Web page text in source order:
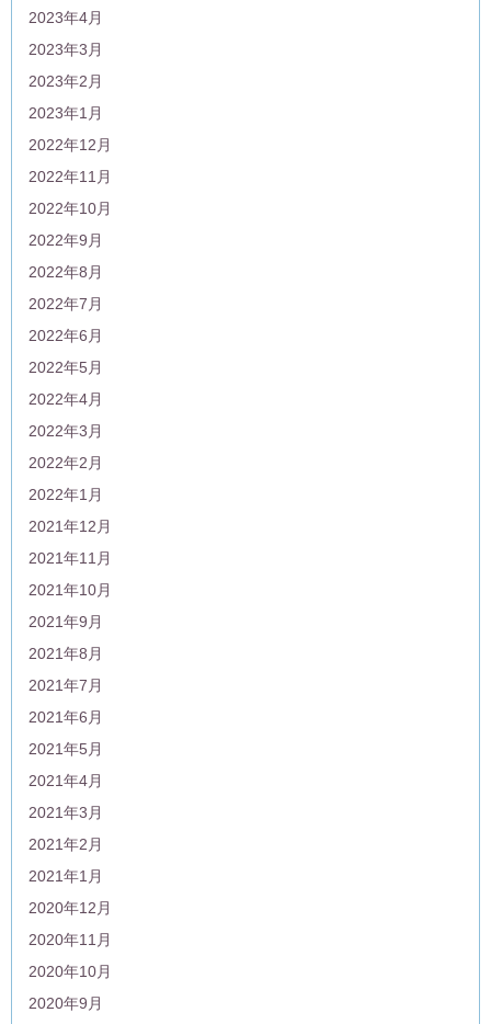
2023年4月
2023年3月
2023年2月
2023年1月
2022年12月
2022年11月
2022年10月
2022年9月
2022年8月
2022年7月
2022年6月
2022年5月
2022年4月
2022年3月
2022年2月
2022年1月
2021年12月
2021年11月
2021年10月
2021年9月
2021年8月
2021年7月
2021年6月
2021年5月
2021年4月
2021年3月
2021年2月
2021年1月
2020年12月
2020年11月
2020年10月
2020年9月